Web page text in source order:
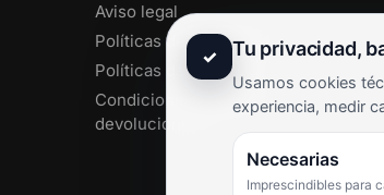
Aviso legal
Políticas de privacidad
Políticas de cookies
Condiciones de envío y
devoluciones
✓ Tu privacidad,
Usamos cookies
experiencia, medir
Necesarias
Imprescindibles para